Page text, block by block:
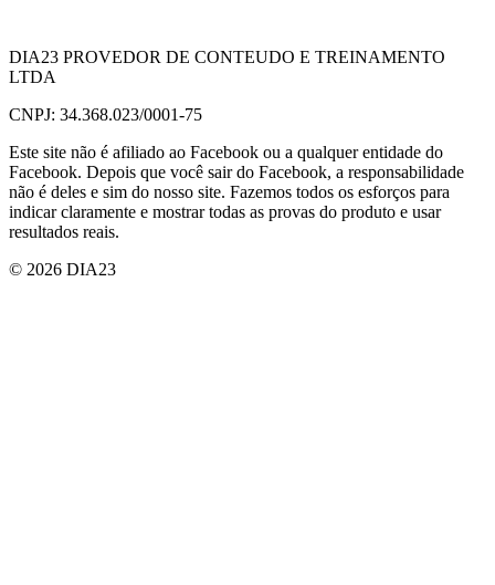
DIA23 PROVEDOR DE CONTEUDO E TREINAMENTO
LTDA
CNPJ: 34.368.023/0001-75
Este site não é afiliado ao Facebook ou a qualquer entidade do
Facebook. Depois que você sair do Facebook, a responsabilidade
não é deles e sim do nosso site. Fazemos todos os esforços para
indicar claramente e mostrar todas as provas do produto e usar
resultados reais.
© 2026 DIA23